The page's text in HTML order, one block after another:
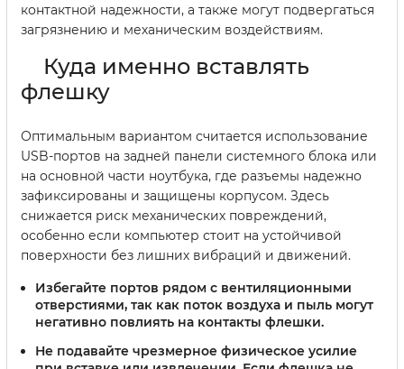
контактной надежности, а также могут подвергаться
загрязнению и механическим воздействиям.
Куда именно вставлять
флешку
Оптимальным вариантом считается использование
USB-портов на задней панели системного блока или
на основной части ноутбука, где разъемы надежно
зафиксированы и защищены корпусом. Здесь
снижается риск механических повреждений,
особенно если компьютер стоит на устойчивой
поверхности без лишних вибраций и движений.
Избегайте портов рядом с вентиляционными
отверстиями, так как поток воздуха и пыль могут
негативно повлиять на контакты флешки.
Не подавайте чрезмерное физическое усилие